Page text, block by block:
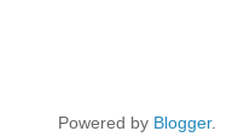
Powered by Blogger.